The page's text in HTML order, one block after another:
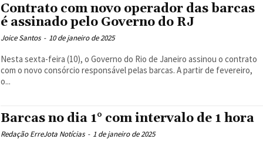
Contrato com novo operador das barcas
é assinado pelo Governo do RJ
Joice Santos - 10 de janeiro de 2025
Nesta sexta-feira (10), o Governo do Rio de Janeiro assinou o contrato
com o novo consórcio responsável pelas barcas. A partir de fevereiro,
o...
Barcas no dia 1° com intervalo de 1 hora
Redação ErreJota Notícias - 1 de janeiro de 2025